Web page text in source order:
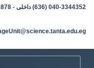
040-3344352 (636) داخلى - 01555891878